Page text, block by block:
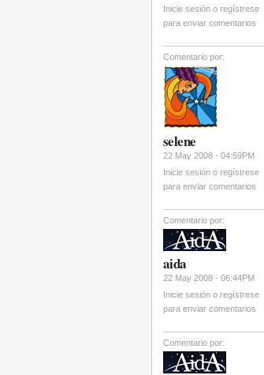
Inicie sesión o regístrese
para enviar comentarios
Comentario por:
selene
22 May 2008 - 04:59PM
Inicie sesión o regístrese
para enviar comentarios
Comentario por:
aida
22 May 2008 - 06:44PM
Inicie sesión o regístrese
para enviar comentarios
Comentario por: